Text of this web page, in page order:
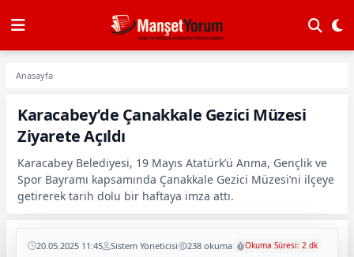
Anasayfa
Karacabey’de Çanakkale Gezici Müzesi
Ziyarete Açıldı
Karacabey Belediyesi, 19 Mayıs Atatürk’ü Anma, Gençlik ve
Spor Bayramı kapsamında Çanakkale Gezici Müzesi’ni ilçeye
getirerek tarih dolu bir haftaya imza attı.
20.05.2025 11:45 Sistem Yöneticisi 238 okuma Okuma Süresi: 2 dk